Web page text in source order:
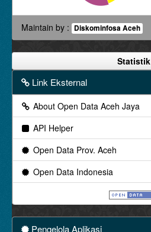
Maintain by : Diskominfosa Aceh
Statistik
Link Eksternal
About Open Data Aceh Jaya
API Helper
Open Data Prov. Aceh
Open Data Indonesia
Pengelola Aplikasi